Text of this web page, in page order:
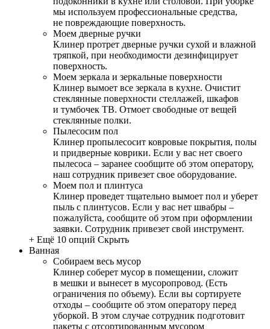
мы используем профессиональные средства,
не повреждающие поверхность.
Моем дверные ручки
Клинер протрет дверные ручки сухой и влажной
тряпкой, при необходимости дезинфицирует
поверхность.
Моем зеркала и зеркальные поверхности
Клинер вымоет все зеркала в кухне. Очистит
стеклянные поверхности стеллажей, шкафов
и тумбочек ТВ. Отмоет свободные от вещей
стеклянные полки.
Пылесосим пол
Клинер пропылесосит ковровые покрытия, полы
и придверные коврики. Если у вас нет своего
пылесоса – заранее сообщите об этом оператору,
наш сотрудник привезет свое оборудование.
Моем пол и плинтуса
Клинер проведет тщательно вымоет пол и уберет
пыль с плинтусов. Если у вас нет швабры –
пожалуйста, сообщите об этом при оформлении
заявки. Сотрудник привезет свой инструмент.
+ Ещё 10 опций Скрыть
Ванная
Собираем весь мусор
Клинер соберет мусор в помещении, сложит
в мешки и вынесет в мусоропровод. (Есть
ограничения по объему). Если вы сортируете
отходы – сообщите об этом оператору перед
уборкой. В этом случае сотрудник подготовит
пакеты с отсортированным мусором